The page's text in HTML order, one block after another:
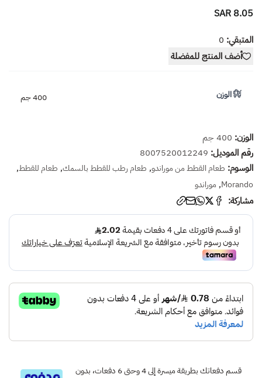
8.05 SAR
المتبقي: 0
أضف المنتج للمفضلة
الوزن 400 جم
الوزن: 400 جم
رقم الموديل: 8007520012249
الوسوم: طعام القطط من موراندو, طعام رطب للقطط بالسمك, طعام للقطط,
Morando
, موراندو
مشاركة:
قسم دفعاتك بطريقة ميسرة إلى 4 وحتى 6 دفعات، بدون